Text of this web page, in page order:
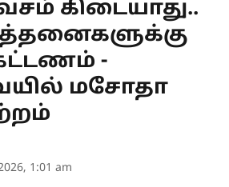
கிடையாது..
-
மசோதா
1:01 am